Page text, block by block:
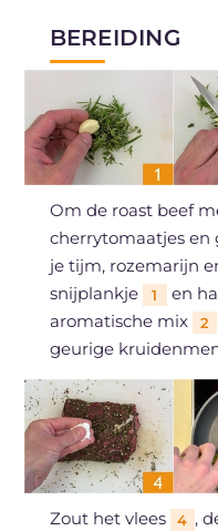
BEREIDING
Om de roast beef
cherrytomaatjes en
je tijm, rozemarijn
snijplankje
1
en
aromatische mix
2
geurige
Zout het vlees 4 ,